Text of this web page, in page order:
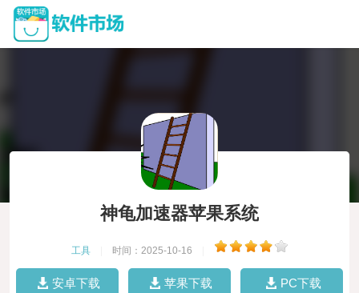
神龟加速器苹果系统
工具 时间：2025-10-16
安卓下载 苹果下载 PC下载